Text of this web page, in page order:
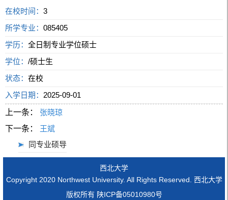
在校时间：3
所学专业：085405
学历：全日制专业学位硕士
学位：/硕士生
状态：在校
入学日期： 2025-09-01
上一条：
张晓琼
下一条：
王斌
同专业硕导
西北大学
Copyright 2020 Northwest University. All Rights Reserved. 西北大学
版权所有 陕ICP备05010980号